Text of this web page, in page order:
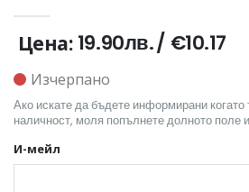
Цена: 19.90лв./ €10.17
Изчерпано
Ако искате да бъдете информирани когато
наличност, моля попълнете долното поле
И-мейл